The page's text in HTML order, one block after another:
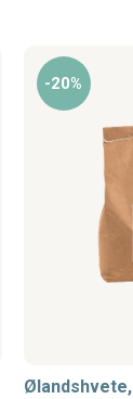
-20%
Ølandshvete,